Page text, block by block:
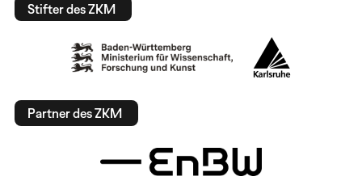
Stifter des ZKM
Partner des ZKM